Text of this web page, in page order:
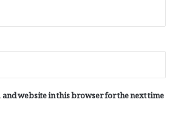
website in this browser for the next time